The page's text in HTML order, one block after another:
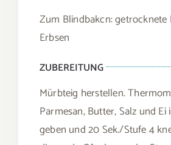
Zum Blindbakcn: getrocknete
Erbsen
ZUBEREITUNG
Mürbteig herstellen.
Parmesan, Butter, Salz und
geben und 20 Sek./Stufe 4